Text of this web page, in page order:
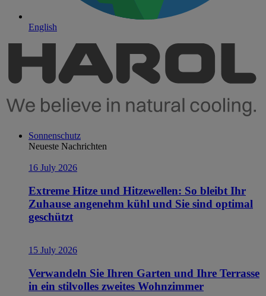
English
Sonnenschutz
Neueste Nachrichten
16 July 2026
Extreme Hitze und Hitzewellen: So bleibt Ihr
Zuhause angenehm kühl und Sie sind optimal
geschützt
15 July 2026
Verwandeln Sie Ihren Garten und Ihre Terrasse
in ein stilvolles zweites Wohnzimmer